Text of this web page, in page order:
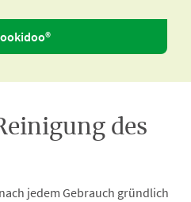
des
jedem Gebrauch gründlich